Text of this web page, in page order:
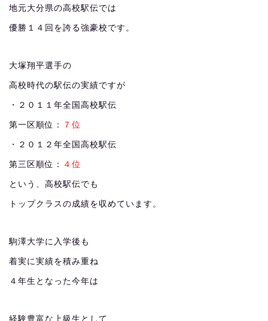
地元大分県の高校駅伝では
優勝１４回を誇る強豪校です。
大塚翔平選手の
高校時代の駅伝の実績ですが
・２０１１年全国高校駅伝
第一区順位： ７位
・２０１２年全国高校駅伝
第三区順位： ４位
という、高校駅伝でも
トップクラスの成績を収めています。
駒澤大学に入学後も
着実に実績を積み重ね
４年生となった今年は
経験豊富な上級生として